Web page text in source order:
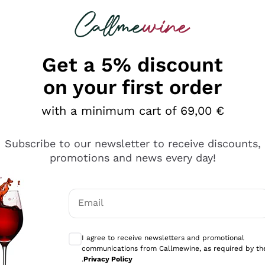
looking for
è male ma secondo me ci sono alternative che
Get a 5% discount
on your first order
with a minimum cart of 69,00 €
Subscribe to our newsletter to receive discounts,
promotions and news every day!
Email
I agree to receive newsletters and promotional
communications from Callmewine, as required by
.Privacy Policy